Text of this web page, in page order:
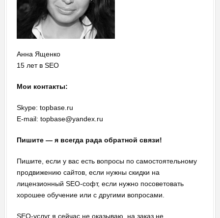
Анна Ященко
15 лет в SEO
Мои контакты:
Skype: topbase.ru
E-mail: topbase@yandex.ru
Пишите — я всегда рада обратной связи!
Пишите, если у вас есть вопросы по самостоятельному
продвижению сайтов, если нужны скидки на
лицензионный SEO-софт, если нужно посоветовать
хорошее обучение или с другими вопросами.
SEO-услуг я сейчас не оказываю, на заказ не